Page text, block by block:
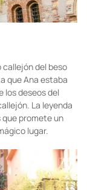
del beso
que Ana estaba
los deseos del
La leyenda
que promete un